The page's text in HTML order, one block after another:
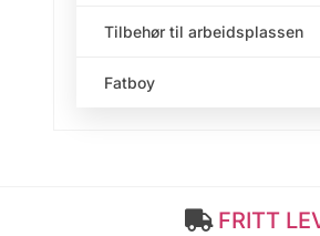
Tilbehør til arbeidsplassen
Fatboy
FRITT